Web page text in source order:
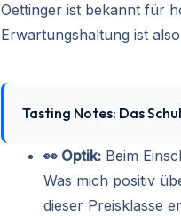
Oettinger ist bekannt für
Erwartungshaltung ist
Tasting Notes: Das
👀 Optik: Beim
Was mich positiv
dieser Preisklasse